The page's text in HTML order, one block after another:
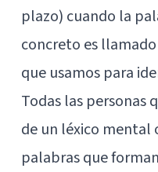
plazo) cuando la
concreto es
que usamos para
Todas las personas
de un léxico mental
palabras que